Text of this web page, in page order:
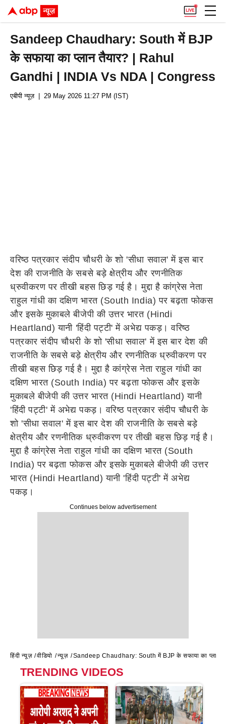
Sandeep Chaudhary: South में BJP
के सफाया का प्लान तैयार? | Rahul
Gandhi | INDIA Vs NDA | Congress
एबीपी न्यूज़| 29 May 2026 11:27 PM (IST)
वरिष्ठ पत्रकार संदीप चौधरी के शो 'सीधा सवाल' में इस बार
देश की राजनीति के सबसे बड़े क्षेत्रीय और रणनीतिक
ध्रुवीकरण पर तीखी बहस छिड़ गई है। मुद्दा है कांग्रेस नेता
राहुल गांधी का दक्षिण भारत (South India) पर बढ़ता फोकस
और इसके मुकाबले बीजेपी की उत्तर भारत (Hindi
Heartland) यानी 'हिंदी पट्टी' में अभेद्य पकड़। वरिष्ठ
पत्रकार संदीप चौधरी के शो 'सीधा सवाल' में इस बार देश की
राजनीति के सबसे बड़े क्षेत्रीय और रणनीतिक ध्रुवीकरण पर
तीखी बहस छिड़ गई है। मुद्दा है कांग्रेस नेता राहुल गांधी का
दक्षिण भारत (South India) पर बढ़ता फोकस और इसके
मुकाबले बीजेपी की उत्तर भारत (Hindi Heartland) यानी
'हिंदी पट्टी' में अभेद्य पकड़। वरिष्ठ पत्रकार संदीप चौधरी के
शो 'सीधा सवाल' में इस बार देश की राजनीति के सबसे बड़े
क्षेत्रीय और रणनीतिक ध्रुवीकरण पर तीखी बहस छिड़ गई है।
मुद्दा है कांग्रेस नेता राहुल गांधी का दक्षिण भारत (South
India) पर बढ़ता फोकस और इसके मुकाबले बीजेपी की उत्तर
भारत (Hindi Heartland) यानी 'हिंदी पट्टी' में अभेद्य
पकड़।
Continues below advertisement
हिंदी न्यूज़ वीडियो न्यूज़ Sandeep Chaudhary: South में BJP के सफाया का
TRENDING VIDEOS